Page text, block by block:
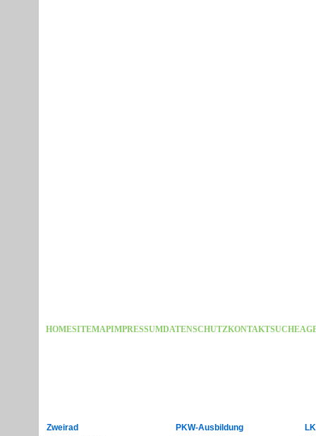
HOMESITEMAPIMPRESSUMDATENSCHUTZKONTAKTSUCHE
Zweirad PKW-Ausbildung